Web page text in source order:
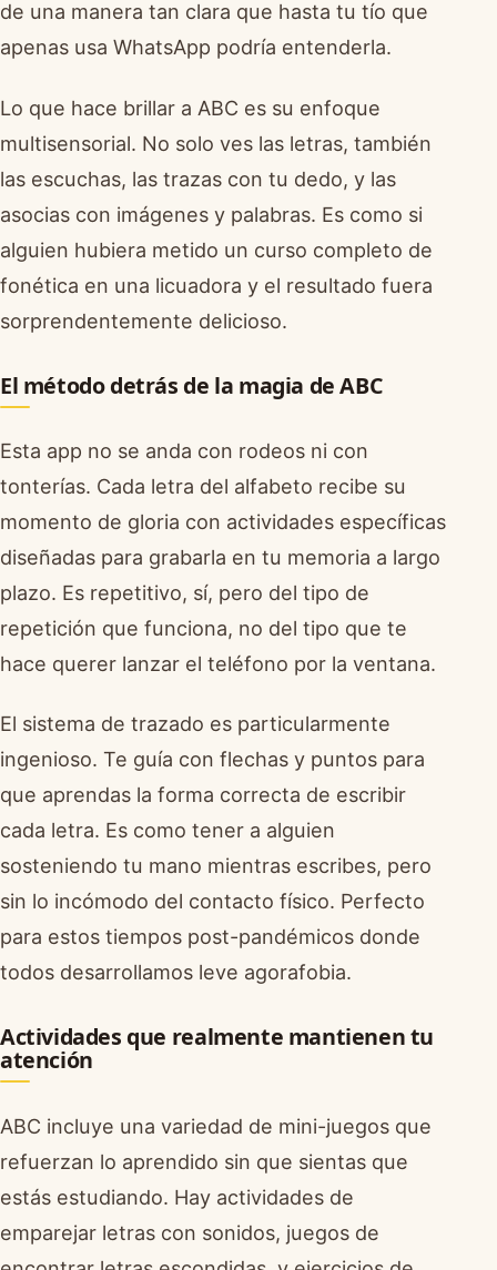
de una manera tan clara que hasta tu tío que
apenas usa WhatsApp podría entenderla.
Lo que hace brillar a ABC es su enfoque
multisensorial. No solo ves las letras, también
las escuchas, las trazas con tu dedo, y las
asocias con imágenes y palabras. Es como si
alguien hubiera metido un curso completo de
fonética en una licuadora y el resultado fuera
sorprendentemente delicioso.
El método detrás de la magia de ABC
Esta app no se anda con rodeos ni con
tonterías. Cada letra del alfabeto recibe su
momento de gloria con actividades específicas
diseñadas para grabarla en tu memoria a largo
plazo. Es repetitivo, sí, pero del tipo de
repetición que funciona, no del tipo que te
hace querer lanzar el teléfono por la ventana.
El sistema de trazado es particularmente
ingenioso. Te guía con flechas y puntos para
que aprendas la forma correcta de escribir
cada letra. Es como tener a alguien
sosteniendo tu mano mientras escribes, pero
sin lo incómodo del contacto físico. Perfecto
para estos tiempos post-pandémicos donde
todos desarrollamos leve agorafobia.
Actividades que realmente mantienen tu
atención
ABC incluye una variedad de mini-juegos que
refuerzan lo aprendido sin que sientas que
estás estudiando. Hay actividades de
emparejar letras con sonidos, juegos de